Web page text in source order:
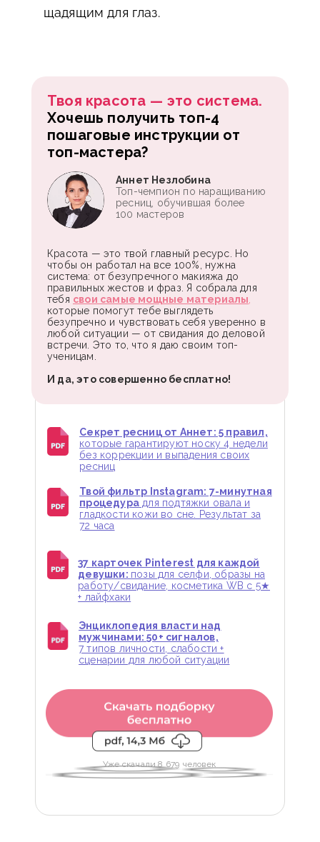
щадящим для глаз.
Твоя красота — это система.
Хочешь получить топ-4
пошаговые инструкции от
топ-мастера?
Красота — это твой главный ресурс. Но
чтобы он работал на все 100%, нужна
система: от безупречного макияжа до
правильных жестов и фраз. Я собрала для
тебя свои самые мощные материалы
которые помогут тебе выглядеть
безупречно и чувствовать себя уверенно в
любой ситуации — от свидания до деловой
встречи. Это то, что я даю своим топ-
ученицам.
И да, это совершенно бесплатно!
Аннет Незлобина
Топ-чемпион по наращиванию
ресниц, обучившая более
100 мастеров
Секрет ресниц от Аннет: 5 правил,
которые гарантируют носку 4 недели
без коррекции и выпадения своих
ресниц
Твой фильтр Instagram: 7-минутная
процедурадля подтяжки овала и
гладкости кожи во сне. Результат за
72 часа
Уже скачали 8 679 человек
37 карточек Pinterest для каждой
девушки: позы для селфи, образы на
работу/свидание, косметика WB с 5★
+ лайфхаки
Энциклопедия власти над
мужчинами: 50+ сигналов,
7 типов личности, слабости +
сценарии для любой ситуации